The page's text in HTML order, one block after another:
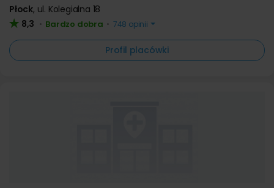
Płock, ul. Kolegialna 18
8,3 • Bardzo dobra • 748 opinii
Profil placówki